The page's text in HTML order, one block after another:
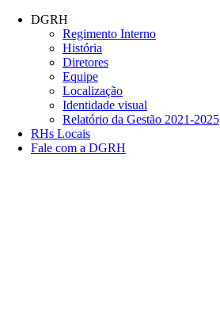
Conteúdo principal
DGRH
Regimento Interno
História
Diretores
Equipe
Localização
Identidade visual
Relatório da Gestão 2021-2025
RHs Locais
Fale com a DGRH